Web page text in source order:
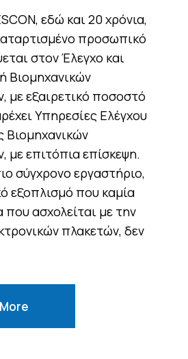
εδώ και 20 χρόνια,
προσωπικό
στον Έλεγχο και
Βιομηχανικών
με εξαιρετικό ποσοστό
Υπηρεσίες Ελέγχου
Βιομηχανικών
με επιτόπια επίσκεψη.
σύγχρονο εργαστήριο,
εξοπλισμό που καμία
που ασχολείται με την
πλακετών, δεν